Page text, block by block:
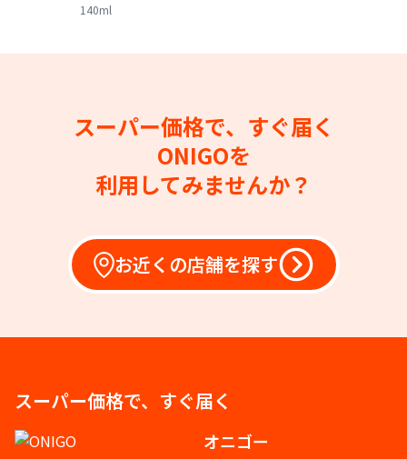
140ml
スーパー価格で、すぐ届く
ONIGOを
利用してみませんか？
お近くの店舗を探す
スーパー価格で、すぐ届く
オニゴー